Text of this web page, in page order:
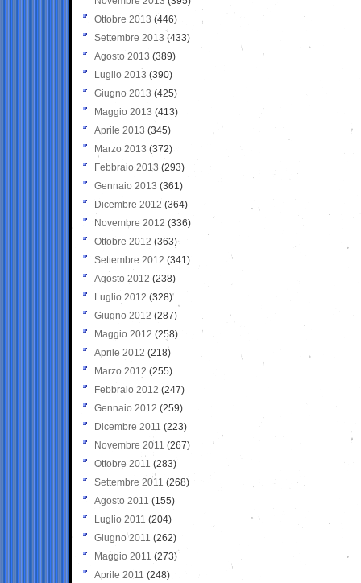
Ottobre 2013 (446)
Settembre 2013 (433)
Agosto 2013 (389)
Luglio 2013 (390)
Giugno 2013 (425)
Maggio 2013 (413)
Aprile 2013 (345)
Marzo 2013 (372)
Febbraio 2013 (293)
Gennaio 2013 (361)
Dicembre 2012 (364)
Novembre 2012 (336)
Ottobre 2012 (363)
Settembre 2012 (341)
Agosto 2012 (238)
Luglio 2012 (328)
Giugno 2012 (287)
Maggio 2012 (258)
Aprile 2012 (218)
Marzo 2012 (255)
Febbraio 2012 (247)
Gennaio 2012 (259)
Dicembre 2011 (223)
Novembre 2011 (267)
Ottobre 2011 (283)
Settembre 2011 (268)
Agosto 2011 (155)
Luglio 2011 (204)
Giugno 2011 (262)
Maggio 2011 (273)
Aprile 2011 (248)